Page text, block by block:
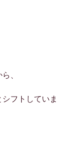
、
フトしていま